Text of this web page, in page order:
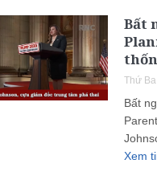
Bất
Thứ
Bất
Xem